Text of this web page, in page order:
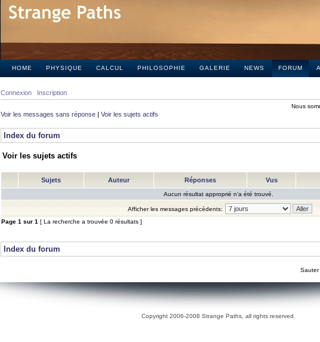
HOME PHYSIQUE CALCUL PHILOSOPHIE GALERIE NEWS FORUM
Connexion Inscription
Nous
Voir les messages sans réponse | Voir les sujets actifs
Index du forum
Voir les sujets actifs
Sujets Auteur Réponses Vus
Aucun résultat approprié n’a été trouvé.
Afficher les messages précédents:
Page 1 sur 1 [ La recherche a trouvée 0 résultats ]
Index du forum
Sauter
Copyright 2006-2008 Strange Paths, all rights reserved.